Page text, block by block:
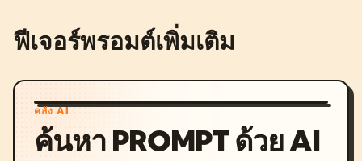
ฟีเจอร์พรอมต์เพิ่มเติม
คลัง AI
ค้นหา PROMPT ด้วย AI